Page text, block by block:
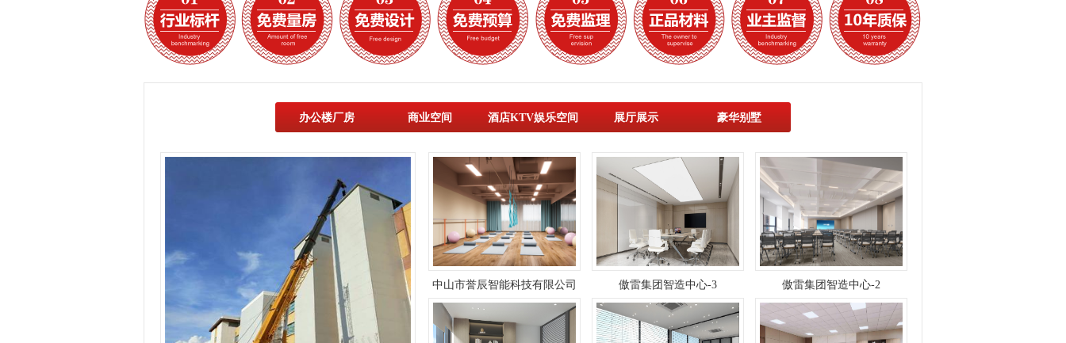
办公楼厂房 商业空间 酒店KTV娱乐空间 展厅展示 豪华别墅
中山市誉辰智能科技有限公司
厂房装修工程
傲雷集团智造中心-3 傲雷集团智造中心-2